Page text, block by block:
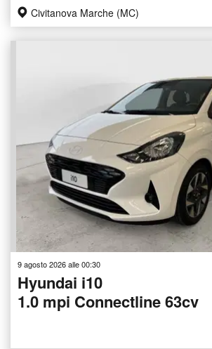
Civitanova Marche (MC)
9 agosto 2026 alle 00:30
Hyundai i10
1.0 mpi Connectline 63cv